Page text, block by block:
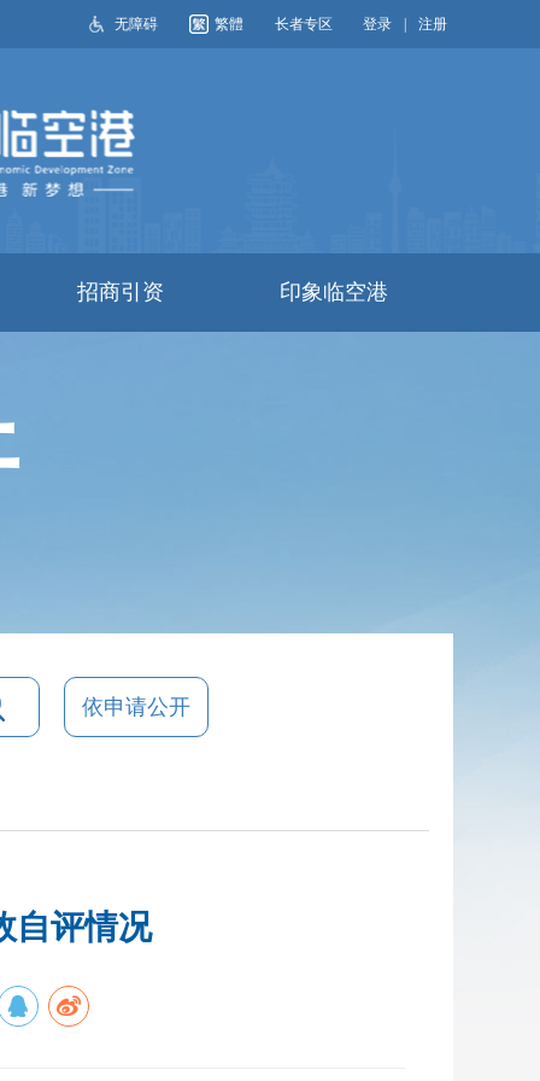
无障碍 繁體 长者专区 登录 注册
招商引资 印象临空港
依申请公开
自评情况